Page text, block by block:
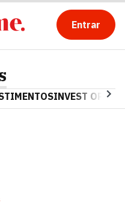
Entrar
INVEST OPINA